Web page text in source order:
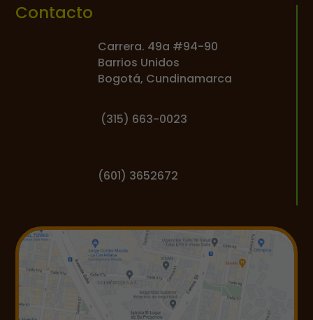
Contacto
Carrera. 49a #94-90
Barrios Unidos
Bogotá, Cundinamarca
(315) 663-0023
(601) 3652672